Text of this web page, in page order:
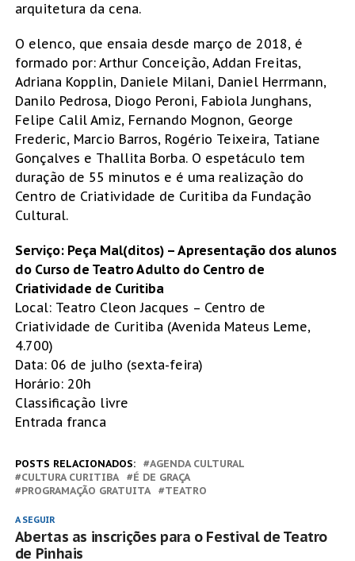
arquitetura da cena.
O elenco, que ensaia desde março de 2018, é
formado por: Arthur Conceição, Addan Freitas,
Adriana Kopplin, Daniele Milani, Daniel Herrmann,
Danilo Pedrosa, Diogo Peroni, Fabiola Junghans,
Felipe Calil Amiz, Fernando Mognon, George
Frederic, Marcio Barros, Rogério Teixeira, Tatiane
Gonçalves e Thallita Borba. O espetáculo tem
duração de 55 minutos e é uma realização do
Centro de Criatividade de Curitiba da Fundação
Cultural.
Serviço: Peça Mal(ditos) – Apresentação dos alunos
do Curso de Teatro Adulto do Centro de
Criatividade de Curitiba
Local: Teatro Cleon Jacques – Centro de
Criatividade de Curitiba (Avenida Mateus Leme,
4.700)
Data: 06 de julho (sexta-feira)
Horário: 20h
Classificação livre
Entrada franca
POSTS RELACIONADOS:
AGENDA CULTURAL
CULTURA CURITIBA
É DE GRAÇA
PROGRAMAÇÃO GRATUITA
TEATRO
A SEGUIR
Abertas as inscrições para o Festival de Teatro
de Pinhais